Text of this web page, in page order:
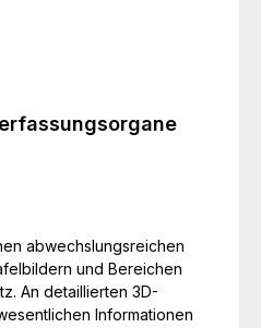
abwechslungsreichen
und Bereichen
An detaillierten 3D-
Informationen